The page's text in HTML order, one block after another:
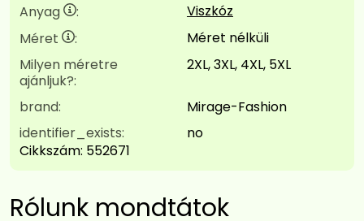
Anyag :
Viszkóz
Méret
:
Méret nélküli
Milyen méretre
ajánljuk?:
2XL, 3XL, 4XL, 5XL
brand:
Mirage-Fashion
identifier_exists:
no
Cikkszám: 552671
Rólunk mondtátok